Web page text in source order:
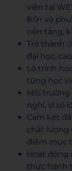
viên tại
8.0+ và
nền tảng,
Trở thành
đại học,
Lộ trình
từng học
Môi trường
nghi, sĩ số
Cam kết
chất lượng
điểm mục
Hoạt động
thực hành